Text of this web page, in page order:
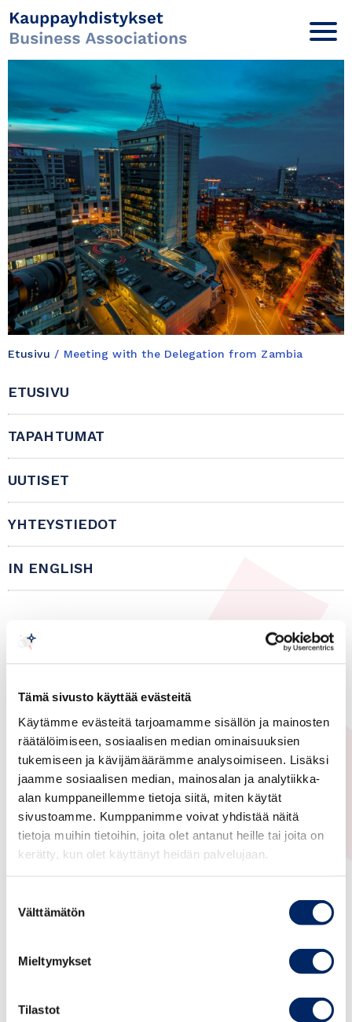
Tämä sivusto käyttää evästeitä
Käytämme evästeitä tarjoamamme sisällön ja mainosten
räätälöimiseen, sosiaalisen median ominaisuuksien
tukemiseen ja kävijämäärämme analysoimiseen. Lisäksi
jaamme sosiaalisen median, mainosalan ja analytiikka-
alan kumppaneillemme tietoja siitä, miten käytät
sivustoamme. Kumppanimme voivat yhdistää näitä
tietoja muihin tietoihin, joita olet antanut heille tai joita on
kerätty, kun olet käyttänyt heidän palvelujaan.
valinta
Välttämätön
Mieltymykset
Tilastot
Etusivu / Meeting with the Delegation from Zambia
ETUSIVU
TAPAHTUMAT
UUTISET
YHTEYSTIEDOT
IN ENGLISH
30.01.2024
Afrikka, Yleinen
Meeting with the Delegation
from Zambia
Meeting with the delegation from Zambia led by
H.E. Ms Etambuyu Anamela Gundersen,
Permanent Secretary (IR & C), Ministry of Foreign
Affairs and International Cooperation, Zambia.
Discussion on potential cooperation and
possibilities in mining, digitalisation and green
Zambia week in April 2024.